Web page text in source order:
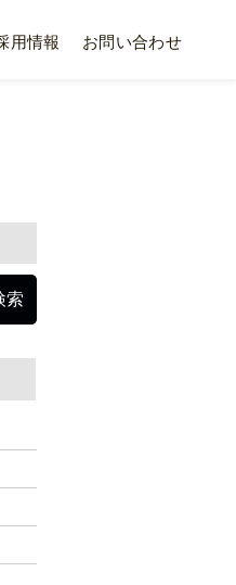
用情報 お問い合わせ
索